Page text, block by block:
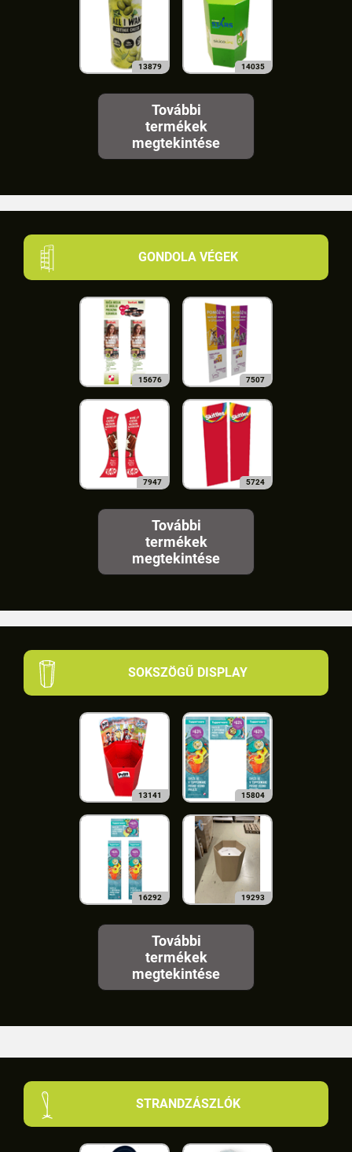
13879 14035
További
termékek
megtekintése
GONDOLA VÉGEK
15676 7507
7947 5724
További
termékek
megtekintése
SOKSZÖGŰ DISPLAY
13141 15804
16292 19293
További
termékek
megtekintése
STRANDZÁSZLÓK